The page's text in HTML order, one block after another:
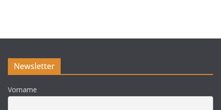
Newsletter
Vorname